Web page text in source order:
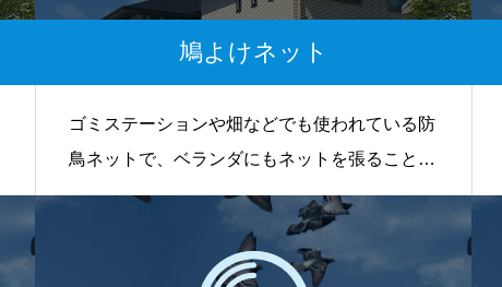
鳩よけネット
ゴミステーションや畑などでも使われている防
鳥ネットで、ベランダにもネットを張ることで
鳩対策が可能です。